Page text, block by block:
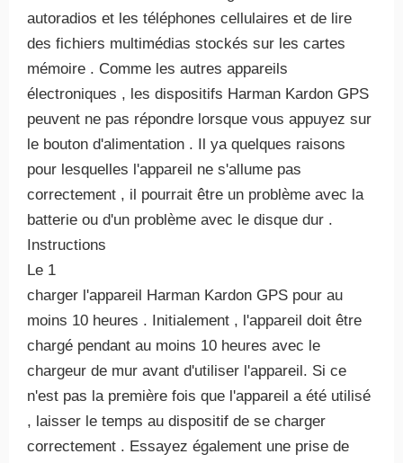
autoradios et les téléphones cellulaires et de lire
des fichiers multimédias stockés sur les cartes
mémoire . Comme les autres appareils
électroniques , les dispositifs Harman Kardon GPS
peuvent ne pas répondre lorsque vous appuyez sur
le bouton d'alimentation . Il ya quelques raisons
pour lesquelles l'appareil ne s'allume pas
correctement , il pourrait être un problème avec la
batterie ou d'un problème avec le disque dur .
Instructions
Le 1
charger l'appareil Harman Kardon GPS pour au
moins 10 heures . Initialement , l'appareil doit être
chargé pendant au moins 10 heures avec le
chargeur de mur avant d'utiliser l'appareil. Si ce
n'est pas la première fois que l'appareil a été utilisé
, laisser le temps au dispositif de se charger
correctement . Essayez également une prise de